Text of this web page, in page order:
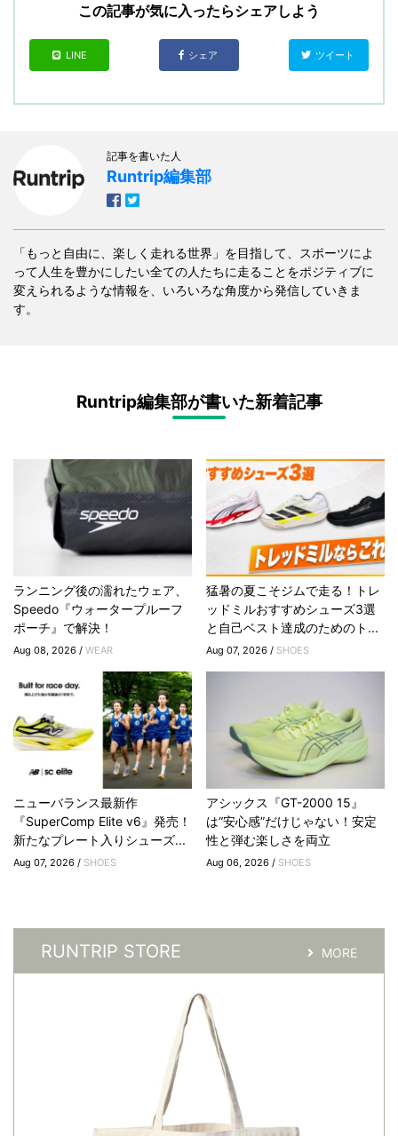
この記事が気に入ったらシェアしよう
LINE シェア ツイート
記事を書いた人
Runtrip編集部
「もっと自由に、楽しく走れる世界」を目指して、スポーツによ
って人生を豊かにしたい全ての人たちに走ることをポジティブに
変えられるような情報を、いろいろな角度から発信していきま
す。
Runtrip編集部が書いた新着記事
ランニング後の濡れたウェア、
Speedo『ウォータープルーフ
ポーチ』で解決！
Aug 08, 2026 / WEAR
猛暑の夏こそジムで走る！トレ
ッドミルおすすめシューズ3選
と自己ベスト達成のためのト...
Aug 07, 2026 / SHOES
ニューバランス最新作
『SuperComp Elite v6』発売！
新たなプレート入りシューズ...
Aug 07, 2026 / SHOES
アシックス『GT-2000 15』
は“安心感”だけじゃない！安定
性と弾む楽しさを両立
Aug 06, 2026 / SHOES
RUNTRIP STORE MORE